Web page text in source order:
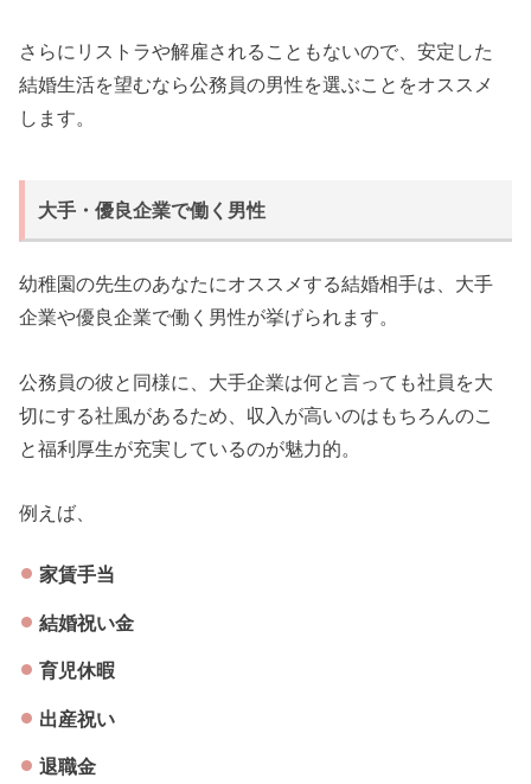
さらにリストラや解雇されることもないので、安定した
結婚生活を望むなら公務員の男性を選ぶことをオススメ
します。
大手・優良企業で働く男性
幼稚園の先生のあなたにオススメする結婚相手は、大手
企業や優良企業で働く男性が挙げられます。
公務員の彼と同様に、大手企業は何と言っても社員を大
切にする社風があるため、収入が高いのはもちろんのこ
と福利厚生が充実しているのが魅力的。
例えば、
家賃手当
結婚祝い金
育児休暇
出産祝い
退職金